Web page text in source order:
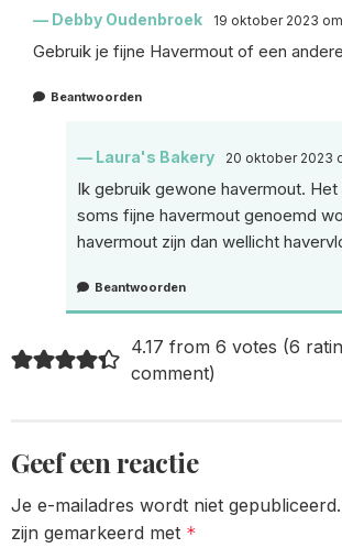
Debby Oudenbroek 19 oktober 2023
Gebruik je fijne Havermout of een
Beantwoorden
Laura's Bakery 20 oktober 2023
Ik gebruik gewone havermout. Het
soms fijne havermout genoemd
havermout zijn dan wellicht
Beantwoorden
4.17 from 6 votes (6
comment)
Geef een reactie
Je e-mailadres wordt niet gepubliceerd.
zijn gemarkeerd met *